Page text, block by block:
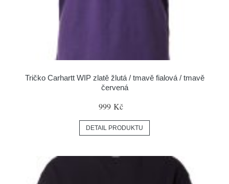
Tričko Carhartt WIP zlatě žlutá / tmavě fialová / tmavě
červená
999 Kč
DETAIL PRODUKTU